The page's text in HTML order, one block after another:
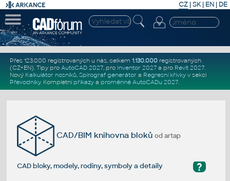
CZ | SK| EN | DE
Přes 123.000 registrovaných u nás, celkem 1.130.000registrovaných
(CZ+EN). Tipy pro AutoCAD 2027, pro Inventor 2027a pro Revit 2027.
Nový Kalkulátor nosníků, Spirograf generátor a Regresní křivkyv sekci
Převodníky. Kompletní příkazya proměnné AutoCADu 2027.
CAD/BIM knihovna blokůod artap
?
CAD bloky, modely, rodiny, symboly a detaily